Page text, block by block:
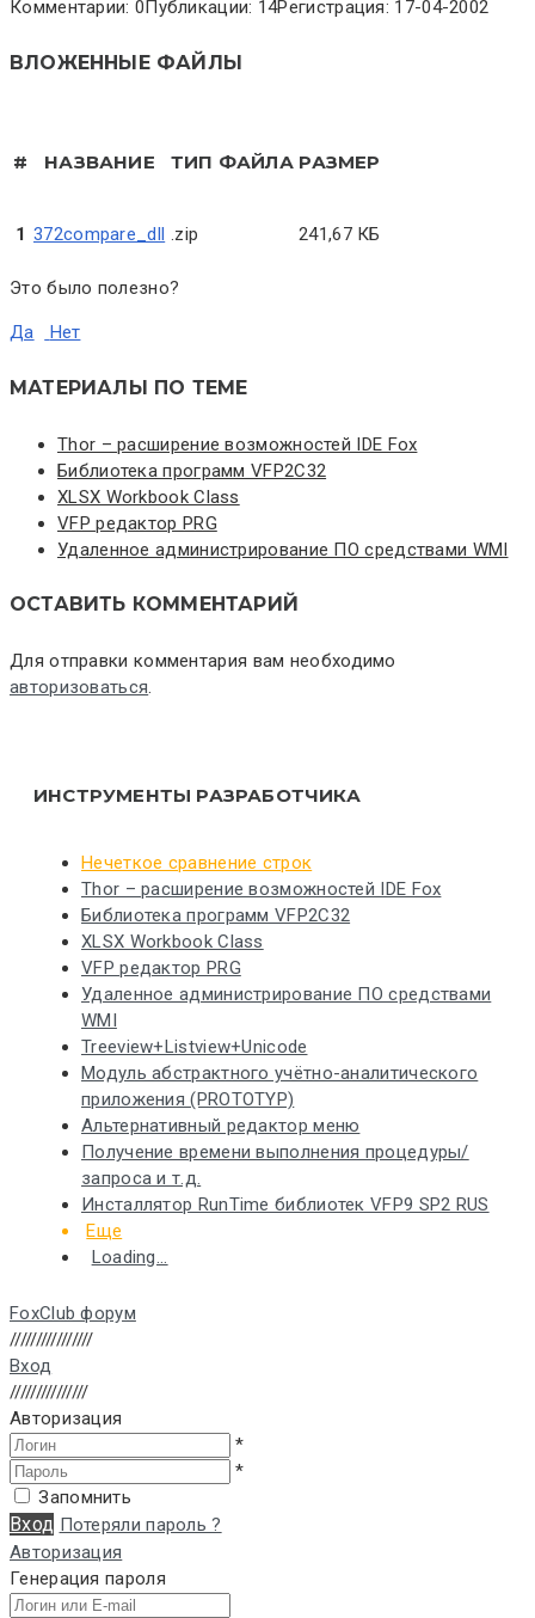
Комментарии: 0Публикации: 14Регистрация: 17-04-2002
ВЛОЖЕННЫЕ ФАЙЛЫ
# НАЗВАНИЕ ТИП ФАЙЛА РАЗМЕР
1 372compare_dll .zip 241,67 КБ
Это было полезно?
Да Нет
МАТЕРИАЛЫ ПО ТЕМЕ
Thor – расширение возможностей IDE Fox
Библиотека программ VFP2C32
XLSX Workbook Class
VFP редактор PRG
Удаленное администрирование ПО средствами WMI
ОСТАВИТЬ КОММЕНТАРИЙ
Для отправки комментария вам необходимо
авторизоваться.
ИНСТРУМЕНТЫ РАЗРАБОТЧИКА
Нечеткое сравнение строк
Thor – расширение возможностей IDE Fox
Библиотека программ VFP2C32
XLSX Workbook Class
VFP редактор PRG
Удаленное администрирование ПО средствами
WMI
Treeview+Listview+Unicode
Модуль абстрактного учётно-аналитического
приложения (PROTOTYP)
Альтернативный редактор меню
Получение времени выполнения процедуры/
запроса и т.д.
Инсталлятор RunTime библиотек VFP9 SP2 RUS
Еще
Loading...
FoxClub форум
////////////////
Вход
///////////////
Авторизация
*
*
Запомнить
Вход Потеряли пароль ?
Авторизация
Генерация пароля